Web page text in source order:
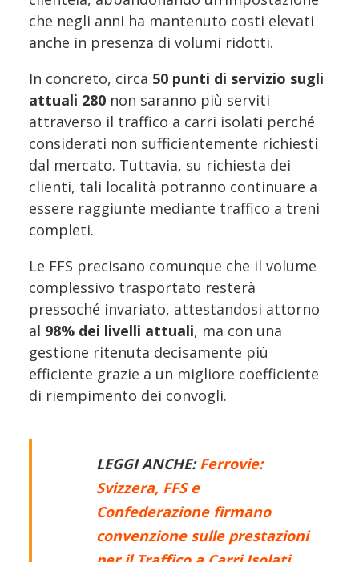
che negli anni ha mantenuto costi elevati
anche in presenza di volumi ridotti.
In concreto, circa 50 punti di servizio sugli
attuali 280 non saranno più serviti
attraverso il traffico a carri isolati perché
considerati non sufficientemente richiesti
dal mercato. Tuttavia, su richiesta dei
clienti, tali località potranno continuare a
essere raggiunte mediante traffico a treni
completi.
Le FFS precisano comunque che il volume
complessivo trasportato resterà
pressoché invariato, attestandosi attorno
al 98% dei livelli attuali, ma con una
gestione ritenuta decisamente più
efficiente grazie a un migliore coefficiente
di riempimento dei convogli.
LEGGI ANCHE: Ferrovie:
Svizzera, FFS e
Confederazione firmano
convenzione sulle prestazioni